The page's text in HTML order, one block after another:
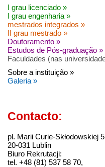
I grau licenciado »
I grau engenharia »
mestrados integrados »
II grau mestrado »
Doutoramento »
Estudos de Pós-graduação »
Faculdades (nas
Sobre a instituição »
Galeria »
Contacto:
pl. Marii Curie-Skłodowskiej 5
20-031 Lublin
Biuro Rekrutacji:
tel. +48 (81) 537 58 70,